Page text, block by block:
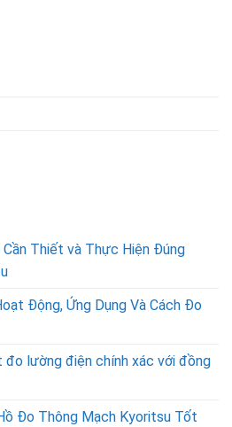
Thiết và Thực Hiện Đúng
Động, Ứng Dụng Và Cách Đo
đo lường điện chính xác với đồng
Đo Thông Mạch Kyoritsu Tốt